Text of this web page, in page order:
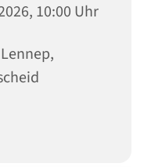
10:00 Uhr